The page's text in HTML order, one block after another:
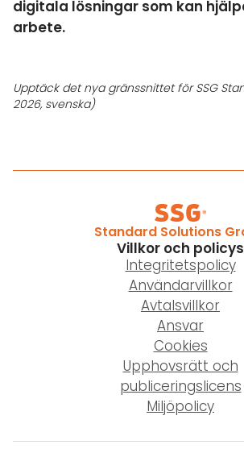
digitala lösningar som kan
arbete.
Upptäck det nya gränssnittet för SSG
2026, svenska)
Standard Solutions
Villkor och policys
Integritetspolicy
Användarvillkor
Avtalsvillkor
Ansvar
Cookies
Upphovsrätt och
publiceringslicens
Miljöpolicy